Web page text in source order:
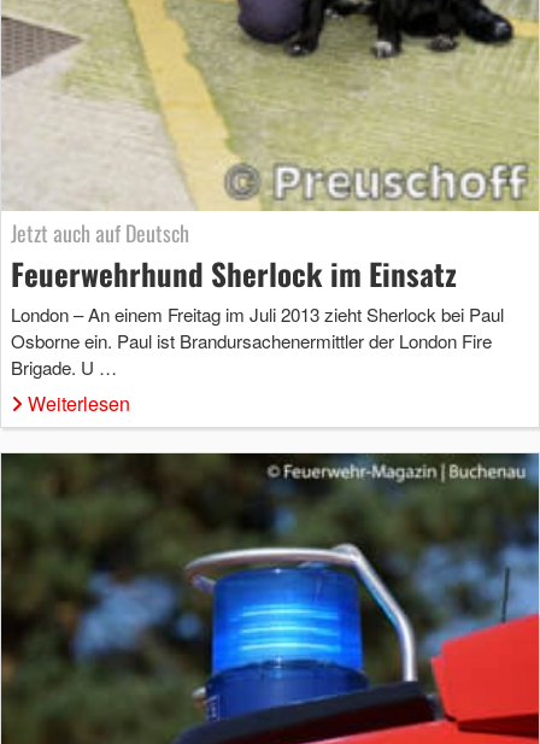
Jetzt auch auf Deutsch
Feuerwehrhund Sherlock im Einsatz
London – An einem Freitag im Juli 2013 zieht Sherlock bei Paul
Osborne ein. Paul ist Brandursachenermittler der London Fire
Brigade. U …
Weiterlesen